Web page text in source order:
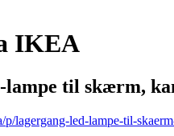
IKEA
til skærm,
lagergang-led-lampe-til-